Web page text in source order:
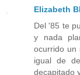
Elizabeth
Del '85 te
y nada
ocurrido un
igual de
decapitado